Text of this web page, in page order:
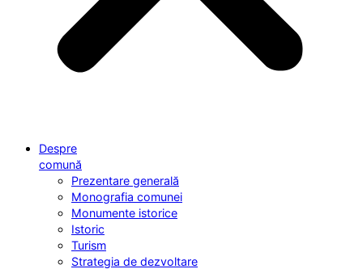
Despre
comună
Prezentare generală
Monografia comunei
Monumente istorice
Istoric
Turism
Strategia de dezvoltare